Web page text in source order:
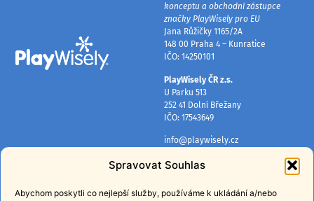
Spravovat Souhlas
Abychom poskytli co nejlepší služby, používáme k ukládání a/nebo
konceptu a obchodní zástupce
značky PlayWisely pro EU
Jana Růžičky 1165/2A
148 00 Praha 4 – Kunratice
IČO: 14250101
PlayWisely ČR z.s.
U Parku 513
252 41 Dolní Břežany
IČO: 17543649
info@playwisely.cz
O nás
PŘIHLASTE SE K ODBĚRU
NOVINEK